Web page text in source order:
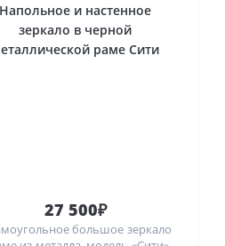
Напольное и настенное
зеркало в черной
раме Сити
27 500₽
большое зеркало